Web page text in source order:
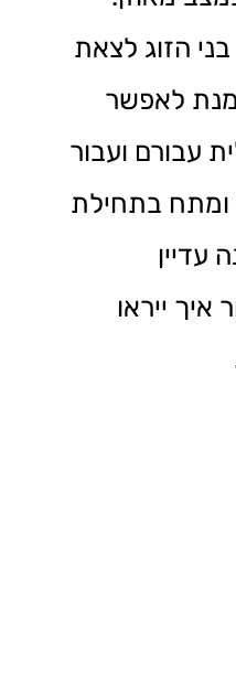
הזוג לצאת
מנת לאפשר
עבורם ועבור
ומתח בתחילת
עדיין
ייראו